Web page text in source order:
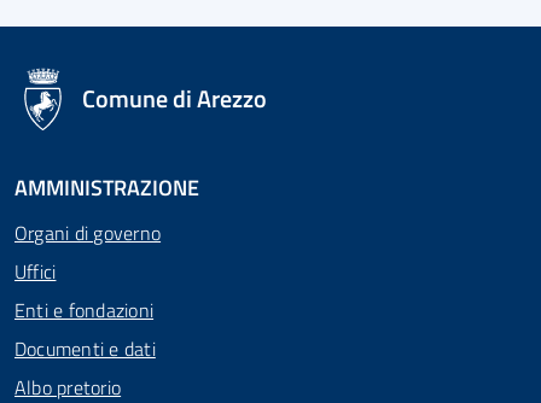
logo Unione Europea
Comune di Arezzo
AMMINISTRAZIONE
Organi di governo
Uffici
Enti e fondazioni
Documenti e dati
Albo pretorio